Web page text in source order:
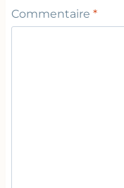
Commentaire *